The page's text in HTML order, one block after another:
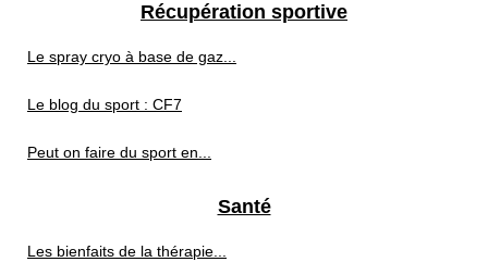
Récupération sportive
Le spray cryo à base de gaz...
Le blog du sport : CF7
Peut on faire du sport en...
Santé
Les bienfaits de la thérapie...